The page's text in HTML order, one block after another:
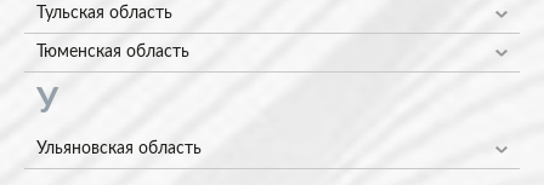
Тульская область
Тюменская область
У
Ульяновская область